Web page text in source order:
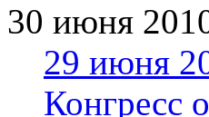
30 июня
29 июня
Конгресс